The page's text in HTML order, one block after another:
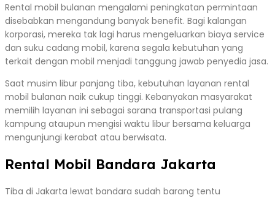
Rental mobil bulanan mengalami peningkatan permintaan
disebabkan mengandung banyak benefit. Bagi kalangan
korporasi, mereka tak lagi harus mengeluarkan biaya service
dan suku cadang mobil, karena segala kebutuhan yang
terkait dengan mobil menjadi tanggung jawab penyedia jasa.
Saat musim libur panjang tiba, kebutuhan layanan rental
mobil bulanan naik cukup tinggi. Kebanyakan masyarakat
memilih layanan ini sebagai sarana transportasi pulang
kampung ataupun mengisi waktu libur bersama keluarga
mengunjungi kerabat atau berwisata.
Rental Mobil Bandara Jakarta
Tiba di Jakarta lewat bandara sudah barang tentu